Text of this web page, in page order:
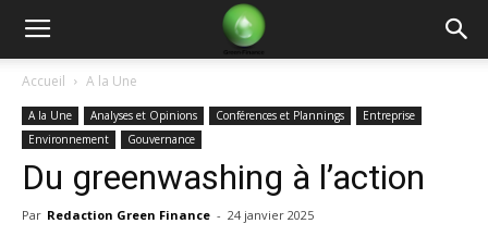
Green
Finance
Accueil A la Une
A la Une Analyses et Opinions Conférences et Plannings
Entreprise
Environnement
Gouvernance
Du greenwashing à l’action
Par Redaction Green Finance - 24 janvier 2025